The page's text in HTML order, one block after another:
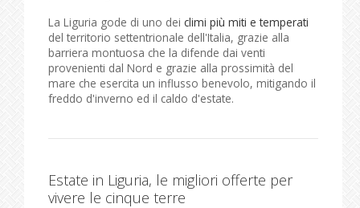
La Liguria gode di uno dei climi più miti e temperati
del territorio settentrionale dell'Italia, grazie alla
barriera montuosa che la difende dai venti
provenienti dal Nord e grazie alla prossimità del
mare che esercita un influsso benevolo, mitigando il
freddo d'inverno ed il caldo d'estate.
Estate in Liguria, le migliori offerte per
vivere le cinque terre